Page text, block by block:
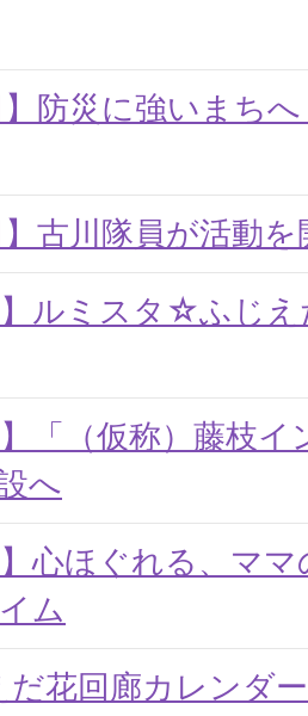
】防災に強いまち
】古川隊員が活動
】ルミスタ☆ふじ
】「（仮称）藤枝
へ
】心ほぐれる、マ
ム
花回廊カレンダ